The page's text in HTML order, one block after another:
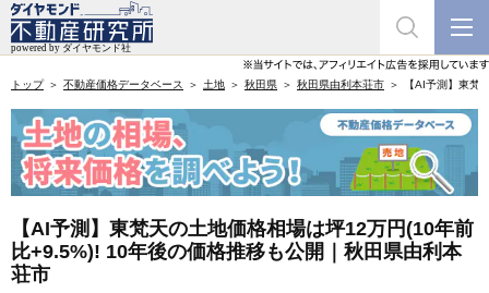
トップ 不動産価格データベース 土地 秋田県 秋田県由利本荘市 【AI予測】東梵
【AI予測】東梵天の土地価格相場は坪12万円(10年前
比+9.5%)! 10年後の価格推移も公開｜秋田県由利本
荘市